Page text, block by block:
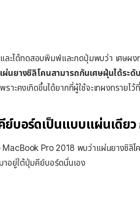
ละได้ทดสอบพิมพ์และกดปุ่มพบว่า เศษผ
ผ่นยางซิลิโคนสามารถกันเศษฝุ่นได้ระดั
ราะคงเกิดขึ้นได้ยากที่ผู้ใช้จะเทผงทราย
ย์บอร์ดเป็นแบบแผ่นเดียว
MacBook Pro 2018 พบว่าแผ่นยางซิลิโ
อยู่ใต้ปุ่มคีย์บอร์ดนั่นเอง